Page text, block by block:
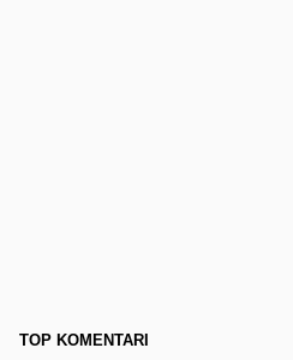
TOP KOMENTARI